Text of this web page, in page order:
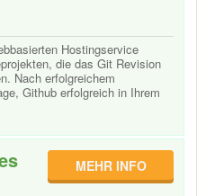
Hostingservice
die das Git Revision
Nach erfolgreichem
Github erfolgreich in Ihrem
MEHR INFO